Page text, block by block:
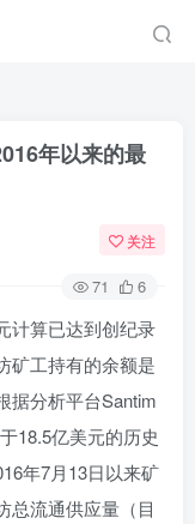
年以来的最
关注
71 6
计算已达到创纪录
矿工持有的余额是
据分析平台Santim
18.5亿美元的历史
年7月13日以来矿
总流通供应量（目